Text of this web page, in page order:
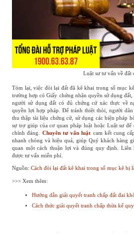
Luật sư tư vấn về đất
Tóm lại, việc đòi lại đất đã kê khai trong sổ mục
trường hợp có Giấy chứng nhận quyền sử dụng
người sử dụng đất có đủ chứng cứ xác thực về
quyền lợi hợp pháp. Để tránh thiệt thòi, người dân
thu thập tài liệu chứng cứ, sử dụng các biện pháp
sự trợ giúp của cơ quan pháp luật hoặc Luật sư
chính đáng. Chuyên tư vấn luật cam kết cung
nhanh chóng và hiệu quả, giúp Quý khách hàng
quan một cách thuận lợi và đúng quy định. Liên
được tư vấn miễn phí.
Nguồn: Cách đòi lại đất kê khai trong sổ mục kê bị
>>> Xem thêm:
Hướng dẫn giải quyết tranh chấp đất đai
Cách thức giải quyết tranh chấp thừa kế